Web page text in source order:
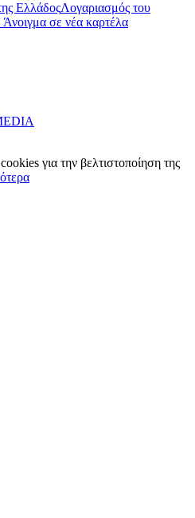
ΕλλάδοςΛογαριασμός του
Άνοιγμα σε νέα καρτέλα
για την βελτιστοποίηση της